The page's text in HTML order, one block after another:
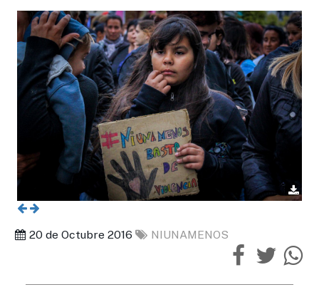
t
i
o
n
20 de Octubre 2016 NIUNAMENOS